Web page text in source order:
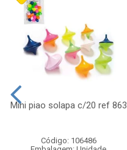
Mini piao solapa c/20 ref 863
Código: 106486